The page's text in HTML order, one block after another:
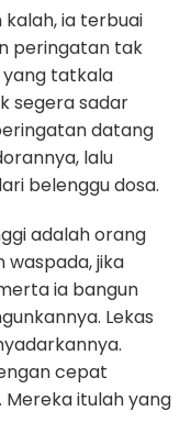
ia terbuai
peringatan tak
yang tatkala
segera sadar
datang
lalu
belenggu dosa.
adalah orang
jika
ia bangun
Lekas
cepat
itulah yang